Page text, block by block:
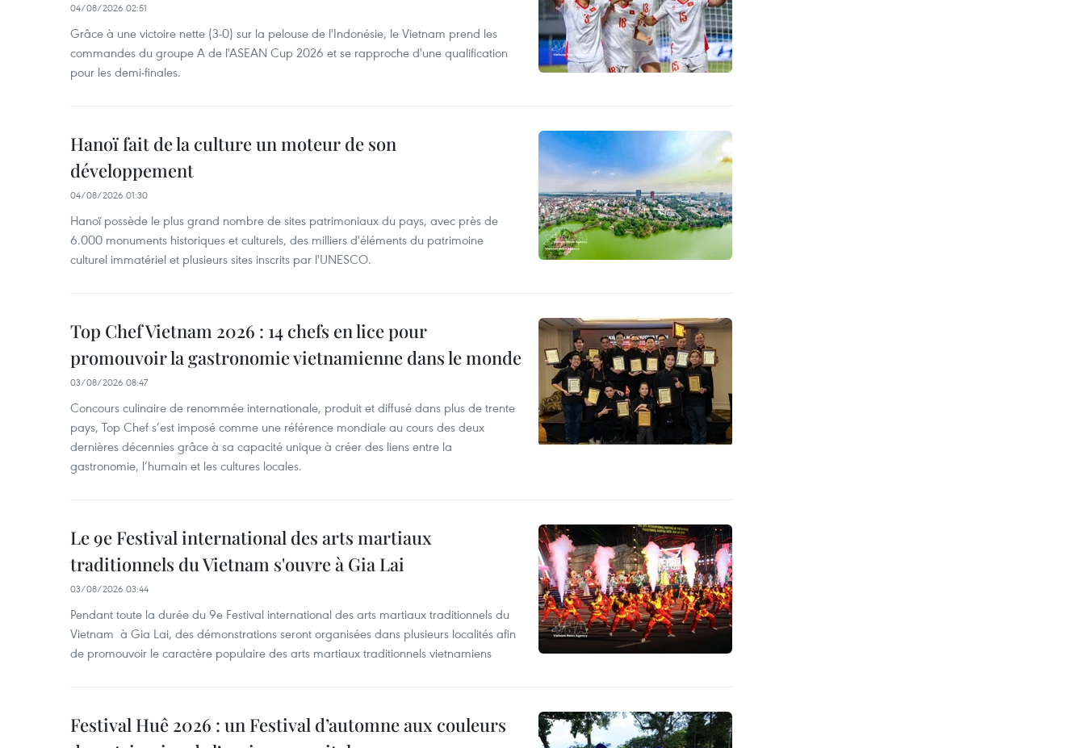
04/08/2026 02:51
Grâce à une victoire nette (3-0) sur la pelouse de l'Indonésie, le Vietnam prend les
commandes du groupe A de l'ASEAN Cup 2026 et se rapproche d'une qualification
pour les demi-finales.
Hanoï fait de la culture un moteur de son
développement
04/08/2026 01:30
Hanoï possède le plus grand nombre de sites patrimoniaux du pays, avec près de
6.000 monuments historiques et culturels, des milliers d'éléments du patrimoine
culturel immatériel et plusieurs sites inscrits par l'UNESCO.
Top Chef Vietnam 2026 : 14 chefs en lice pour
promouvoir la gastronomie vietnamienne dans le monde
03/08/2026 08:47
Concours culinaire de renommée internationale, produit et diffusé dans plus de trente
pays, Top Chef s’est imposé comme une référence mondiale au cours des deux
dernières décennies grâce à sa capacité unique à créer des liens entre la
gastronomie, l’humain et les cultures locales.
Le 9e Festival international des arts martiaux
traditionnels du Vietnam s'ouvre à Gia Lai
03/08/2026 03:44
Pendant toute la durée du 9e Festival international des arts martiaux traditionnels du
Vietnam à Gia Lai, des démonstrations seront organisées dans plusieurs localités afin
de promouvoir le caractère populaire des arts martiaux traditionnels vietnamiens
Festival Huê 2026 : un Festival d’automne aux couleurs